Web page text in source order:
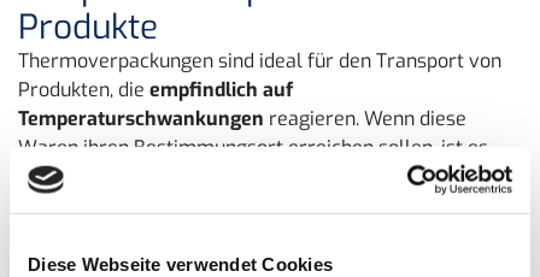
Diese Webseite verwendet Cookies
Produkte
Thermoverpackungen sind ideal für den Transport von
Produkten, die empfindlich auf
Temperaturschwankungen reagieren. Wenn diese
Waren ihren Bestimmungsort erreichen sollen, ist es
unerlässlich, dass sie über die gesamte Transportzeit
dafür, dass die Produkte sicher und unbeschadet